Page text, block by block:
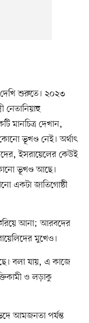
দেখি শুরুতে। ২০২৩
নেতানিয়াহু
মানচিত্র দেখান,
ভূখণ্ড নেই। অর্থাৎ
ইসরায়েলের কেউই
ভূখণ্ড আছে।
একটা জাতিগোষ্ঠী
আনা; আরবদের
মুখেও।
বলা যায়, এ কাজে
ও লড়াকু
আমজনতা পর্যন্ত